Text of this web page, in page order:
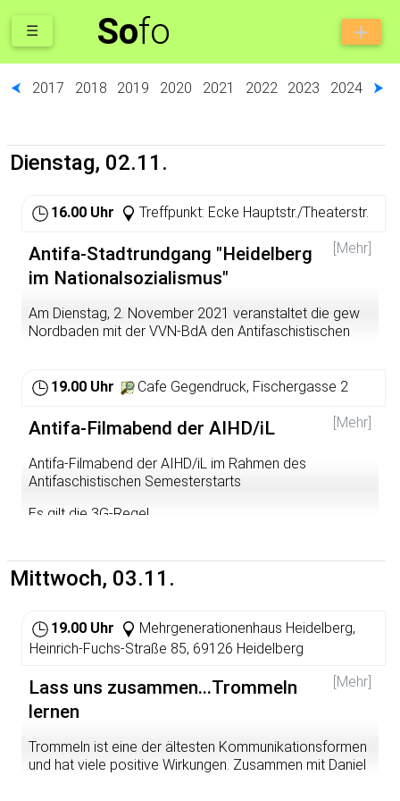
Sofo
☰
⮜ 2017 2018 2019 2020 2021 2022 2023 2024 ⮞
Dienstag, 02.11.
16.00 Uhr Treffpunkt: Ecke Hauptstr./Theaterstr.
[Mehr]
Antifa-Stadtrundgang "Heidelberg
im Nationalsozialismus"
Am Dienstag, 2. November 2021 veranstaltet die gew
Nordbaden mit der VVN-BdA den Antifaschistischen
Studierende richtet, aber auch für andere Interessierte
Theaterstraße/Hauptstraße.
Der Stadtrundgang durch die Heidelberger Altstadt
bietet einen Überblick über den Nationalsozialismus in
Heidelberg von seinem frühen Erstarken in der Weimarer
Republik bis hin zur Befreiung und verweist auch auf die
aber auch an Menschen, die es gewagt haben,
Widerstand zu leisten.
Voranmeldung bei luca.schirmer(at)gew-bw(dot)de
19.00 Uhr Cafe Gegendruck, Fischergasse 2
[Mehr]
Antifa-Filmabend der AIHD/iL
Antifa-Filmabend der AIHD/iL im Rahmen des
Antifaschistischen Semesterstarts
Es gilt die 3G-Regel.
Mittwoch, 03.11.
19.00 Uhr
Mehrgenerationenhaus Heidelberg,
Heinrich-Fuchs-Straße 85, 69126 Heidelberg
[Mehr]
Lass uns zusammen...Trommeln
lernen
Trommeln ist eine der ältesten Kommunikationsformen
und hat viele positive Wirkungen. Zusammen mit Daniel